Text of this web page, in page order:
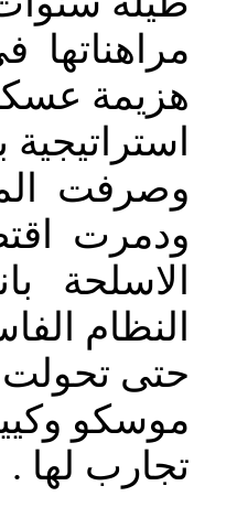
مراهناتها
هزيمة
استراتيجية
وصرفت
ودمرت
الاسلحة
النظام
حتى تحولت
موسكو
تجارب لها .